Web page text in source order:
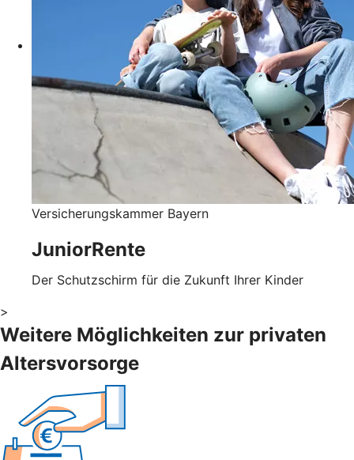
Versicherungskammer Bayern
JuniorRente
Der Schutzschirm für die Zukunft Ihrer Kinder
>
Weitere Möglichkeiten zur privaten
Altersvorsorge